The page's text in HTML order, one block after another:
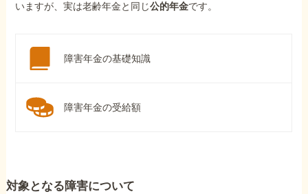
いますが、実は老齢年金と同じ公的年金です。
障害年金の基礎知識
障害年金の受給額
対象となる障害について